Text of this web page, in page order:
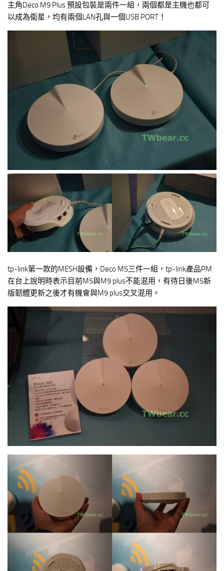
主角Deco M9 Plus 預設包裝是兩件一組，兩個都是主機也都可
以成為衛星，均有兩個LAN孔與一個USB PORT！
tp-link第一款的MESH設備，Deco M5三件一組，tp-link產品PM
在台上說明時表示目前M5與M9 plus不能混用，有待日後M5新
版韌體更新之後才有機會與M9 plus交叉混用。